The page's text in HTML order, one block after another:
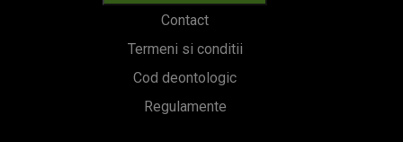
Contact
Termeni si conditii
Cod deontologic
Regulamente